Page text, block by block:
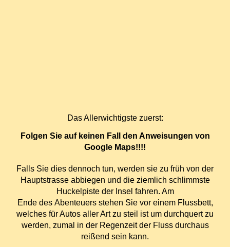
Das Allerwichtigste zuerst:
Folgen Sie auf keinen Fall den Anweisungen von
Google Maps!!!!
Falls Sie dies dennoch tun, werden sie zu früh von der
Hauptstrasse abbiegen und die ziemlich schlimmste
Huckelpiste der Insel fahren. Am
Ende des Abenteuers stehen Sie vor einem Flussbett,
welches für Autos aller Art zu steil ist um durchquert zu
werden, zumal in der Regenzeit der Fluss durchaus
reißend sein kann.